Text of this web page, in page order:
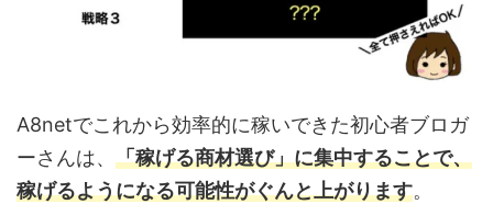
A8netでこれから効率的に稼いできた初心者ブロガ
ーさんは、 「稼げる商材選び」に集中することで、
稼げるようになる可能性がぐんと上がります。